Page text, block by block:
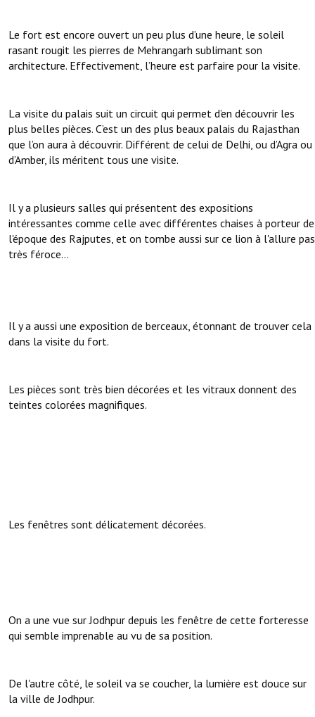
Le fort est encore ouvert un peu plus d’une heure, le soleil
rasant rougit les pierres de Mehrangarh sublimant son
architecture. Effectivement, l’heure est parfaire pour la visite.
La visite du palais suit un circuit qui permet d’en découvrir les
plus belles pièces. C’est un des plus beaux palais du Rajasthan
que l’on aura à découvrir. Différent de celui de Delhi, ou d’Agra ou
d’Amber, ils méritent tous une visite.
Il y a plusieurs salles qui présentent des expositions
intéressantes comme celle avec différentes chaises à porteur de
l'époque des Rajputes, et on tombe aussi sur ce lion à l'allure pas
très féroce...
Il y a aussi une exposition de berceaux, étonnant de trouver cela
dans la visite du fort.
Les pièces sont très bien décorées et les vitraux donnent des
teintes colorées magnifiques.
Les fenêtres sont délicatement décorées.
On a une vue sur Jodhpur depuis les fenêtre de cette forteresse
qui semble imprenable au vu de sa position.
De l'autre côté, le soleil va se coucher, la lumière est douce sur
la ville de Jodhpur.